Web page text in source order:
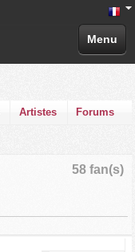
Menu
Artistes Forums
58 fan(s)